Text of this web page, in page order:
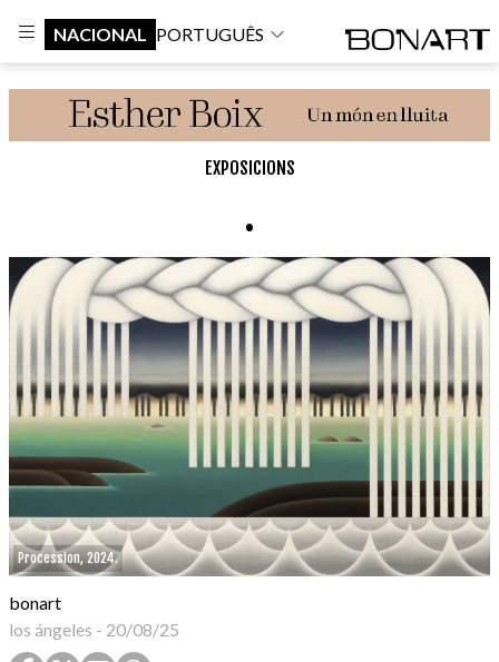
NACIONAL PORTUGUÊS
EXPOSICIONS
.
Procession, 2024.
bonart
los ángeles - 20/08/25